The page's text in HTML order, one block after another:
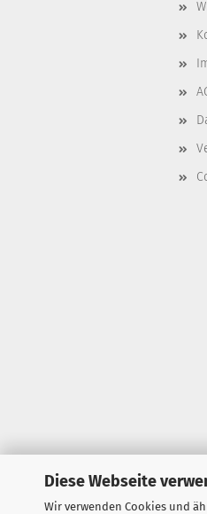
Diese Webseite
Wir verwenden Cookies und